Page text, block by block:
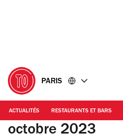
PARIS
ACTUALITÉS RESTAURANTS ET BARS
octobre 2023